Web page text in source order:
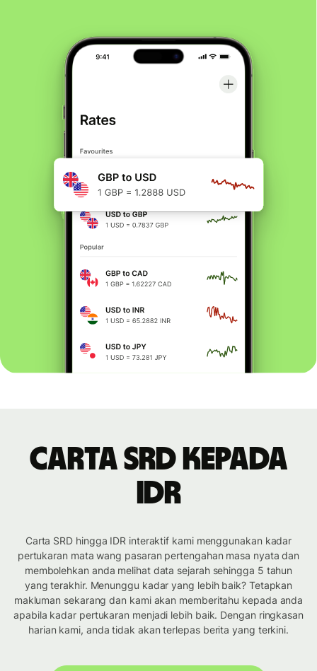
Carta SRD kepada
IDR
Carta SRD hingga IDR interaktif kami menggunakan kadar
pertukaran mata wang pasaran pertengahan masa nyata dan
membolehkan anda melihat data sejarah sehingga 5 tahun
yang terakhir. Menunggu kadar yang lebih baik? Tetapkan
makluman sekarang dan kami akan memberitahu kepada anda
apabila kadar pertukaran menjadi lebih baik. Dengan ringkasan
harian kami, anda tidak akan terlepas berita yang terkini.